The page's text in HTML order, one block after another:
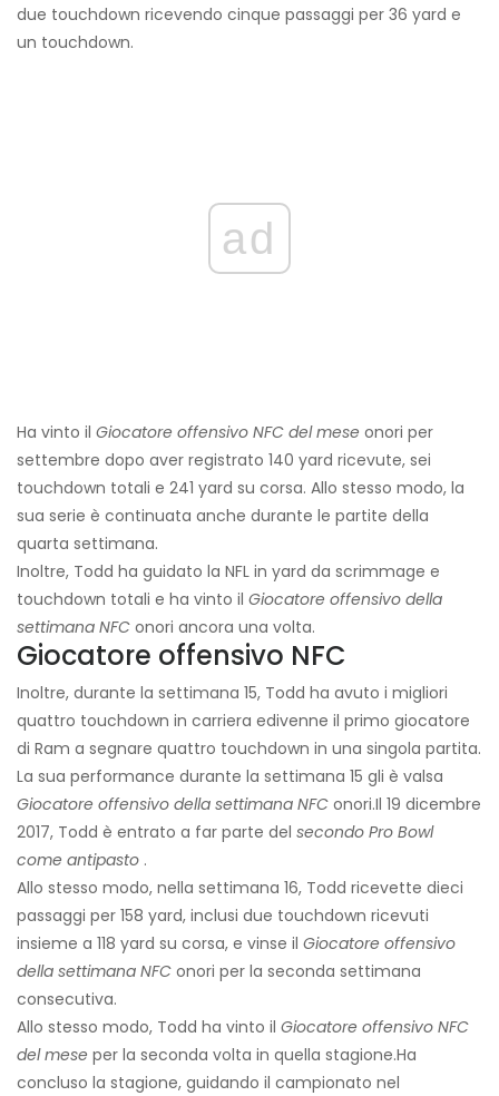
due touchdown ricevendo cinque passaggi per 36 yard e
un touchdown.
ad
Ha vinto il Giocatore offensivo NFC del mese onori per
settembre dopo aver registrato 140 yard ricevute, sei
touchdown totali e 241 yard su corsa. Allo stesso modo, la
sua serie è continuata anche durante le partite della
quarta settimana.
Inoltre, Todd ha guidato la NFL in yard da scrimmage e
touchdown totali e ha vinto il Giocatore offensivo della
settimana NFC onori ancora una volta.
Giocatore offensivo NFC
Inoltre, durante la settimana 15, Todd ha avuto i migliori
quattro touchdown in carriera edivenne il primo giocatore
di Ram a segnare quattro touchdown in una singola partita.
La sua performance durante la settimana 15 gli è valsa
Giocatore offensivo della settimana NFC onori.Il 19 dicembre
2017, Todd è entrato a far parte del secondo Pro Bowl
come antipasto .
Allo stesso modo, nella settimana 16, Todd ricevette dieci
passaggi per 158 yard, inclusi due touchdown ricevuti
insieme a 118 yard su corsa, e vinse il Giocatore offensivo
della settimana NFC onori per la seconda settimana
consecutiva.
Allo stesso modo, Todd ha vinto il Giocatore offensivo NFC
del mese per la seconda volta in quella stagione.Ha
concluso la stagione, guidando il campionato nel